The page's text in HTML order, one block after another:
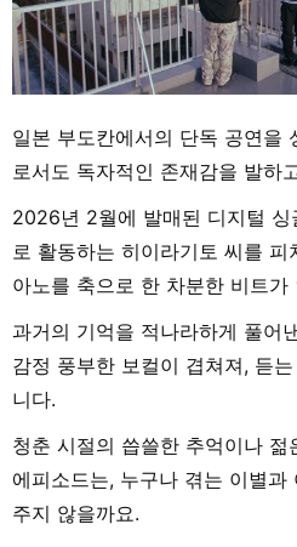
일본 부도칸에서의 단독 공연을
로서도 독자적인 존재감을 발하
2026년 2월에 발매된 디지털 싱
로 활동하는 히이라기토 씨를
아노를 축으로 한 차분한 비트가
과거의 기억을 적나라하게 풀어
감정 풍부한 보컬이 겹쳐져, 듣
니다.
청춘 시절의 씁쓸한 추억이나
에피소드는, 누구나 겪는 이별
주지 않을까요.